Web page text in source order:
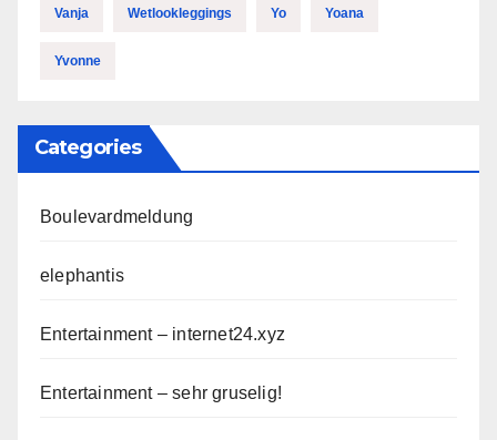
Vanja Wetlookleggings Yo Yoana
Yvonne
Categories
Boulevardmeldung
elephantis
Entertainment – internet24.xyz
Entertainment – sehr gruselig!